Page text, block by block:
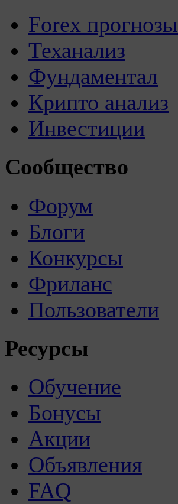
Forex прогнозы
Теханализ
Фундаментал
Крипто анализ
Инвестиции
Сообщество
Форум
Блоги
Конкурсы
Фриланс
Пользователи
Ресурсы
Обучение
Бонусы
Акции
Объявления
FAQ